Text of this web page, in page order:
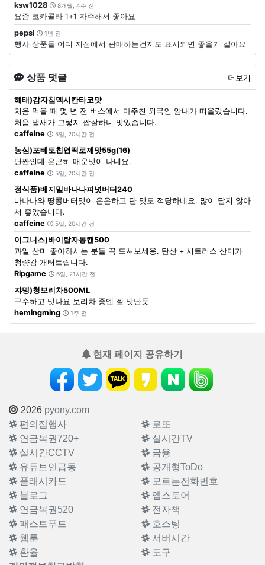
ksw1028
8개월, 4주 전
요즘 코카콜라 1+1 자주해서 좋아요
pepsi
1년 전
행사 상품들 어디 지점에서 판매하는건지도 표시되면 좋을거 같아요
상품 댓글 더보기
해태)감자칩멕시칸타코맛
처음 먹을 때 몇 년 전 버스에서 마주친 외국인 암내가 떠올랐습니다.
처음 냄새가 그렇지 짭잘하니 맛있습니다.
caffeine
5일, 20시간 전
농심)포테토칩엽떡로제맛55g(16)
단짠인데 은근히 매운맛이 나네요.
caffeine
5일, 20시간 전
정식품)베지밀바나나피넛버터240
바나나와 땅콩버터맛이 은은하고 단 맛도 적당하네요. 많이 달지 않아
서 좋았습니다.
caffeine
5일, 20시간 전
이그니스)바이탈자몽캔500
과일 산미 좋아하시는 분들 꼭 드셔보세용. 탄산 + 시트러스 산미가
청량감 개터트립니다.
Ripgame
6일, 21시간 전
쟈뎅)청보리차500ML
구수하고 맛나요 보리차 중엔 젤 맛난듯
hemingming
1주 전
현재 페이지 공유하기
2026 pyony.com
편의점행사
로또
연금복권720+
실시간TV
실시간CCTV
금융
유튜브인급동
공개형ToDo
플래시카드
모르는전화번호
블로그
앱스토어
연금복권520
전자책
패스트푸드
호스팅
웹툰
서버시간
환율
도구